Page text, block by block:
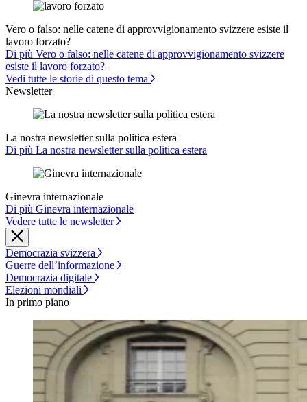
Vero o falso: nelle catene di approvvigionamento svizzere esiste il
lavoro forzato?
Di più Vero o falso: nelle catene di approvvigionamento svizzere
esiste il lavoro forzato?
Vedi tutte le storie di questo tema
Newsletter
La nostra newsletter sulla politica estera
Di più La nostra newsletter sulla politica estera
Ginevra internazionale
Di più Ginevra internazionale
Vedere tutte le newsletter
Democrazia svizzera
Guerre dell’informazione
Democrazia digitale
Elezioni mondiali
In primo piano